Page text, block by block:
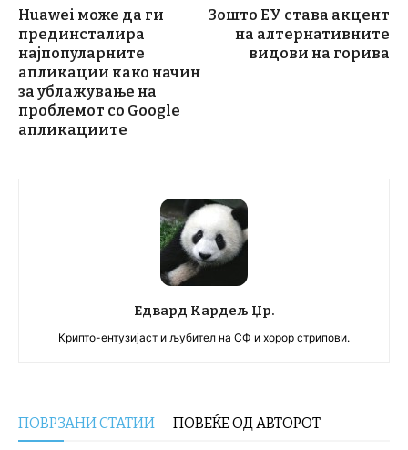
Huawei може да ги
прединсталира
најпопуларните
апликации како начин
за ублажување на
проблемот со Google
апликациите
Зошто ЕУ става акцент
на алтернативните
видови на горива
Едвард Кардељ Џр.
Крипто-ентузијаст и љубител на СФ и хорор стрипови.
ПОВРЗАНИ СТАТИИ ПОВЕЌЕ ОД АВТОРОТ